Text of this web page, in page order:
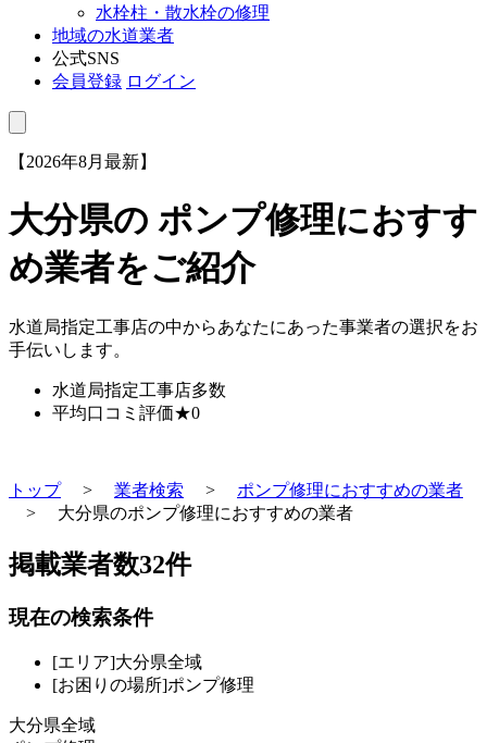
水栓柱・散水栓の修理
地域の水道業者
公式SNS
会員登録 ログイン
【2026年8月最新】
大分県の ポンプ修理におすす
め業者をご紹介
水道局指定工事店の中からあなたにあった事業者の選択をお
手伝いします。
水道局指定工事店多数
平均口コミ評価★0
トップ> 業者検索 > ポンプ修理におすすめの業者
> 大分県のポンプ修理におすすめの業者
掲載業者数32件
現在の検索条件
[エリア]大分県全域
[お困りの場所]ポンプ修理
大分県全域